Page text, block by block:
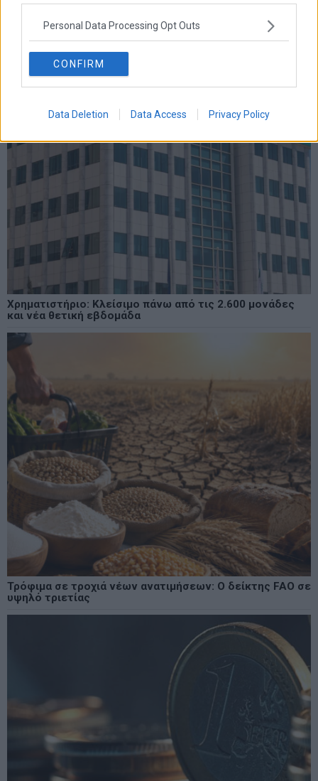
Personal Data Processing Opt Outs
CONFIRM
Data Deletion Data Access Privacy Policy
LATEST FROM BLOG
Χρηματιστήριο: Κλείσιμο πάνω από τις 2.600 μονάδες
και νέα θετική εβδομάδα
Τρόφιμα σε τροχιά νέων ανατιμήσεων: Ο δείκτης FAO σε
υψηλό τριετίας